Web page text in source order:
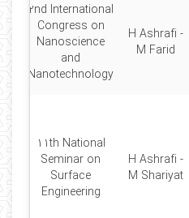
H Ashrafi -
M Farid
2nd International
Congress on
Nanoscience
and
Nanotechnology
H Ashrafi -
M Shariyat
11th National
Seminar on
Surface
Engineering